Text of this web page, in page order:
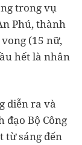
trong vụ
Phú, thành
(15 nữ,
hết là nhân
diễn ra và
đạo Bộ Công
từ sáng đến